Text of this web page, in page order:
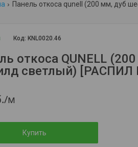
Код: KNL0020.46
откоса QUNELL
светлый) [РАСПИЛ
/м
Купить